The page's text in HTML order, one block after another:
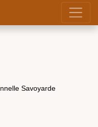
Savoyarde